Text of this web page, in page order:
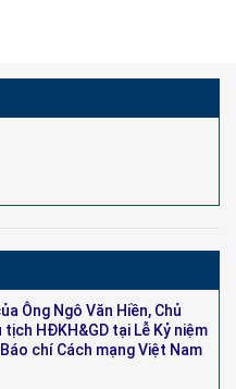
Ông Ngô Văn Hiền, Chủ
tịch HĐKH&GD tại Lễ Kỷ niệm
chí Cách mạng Việt Nam